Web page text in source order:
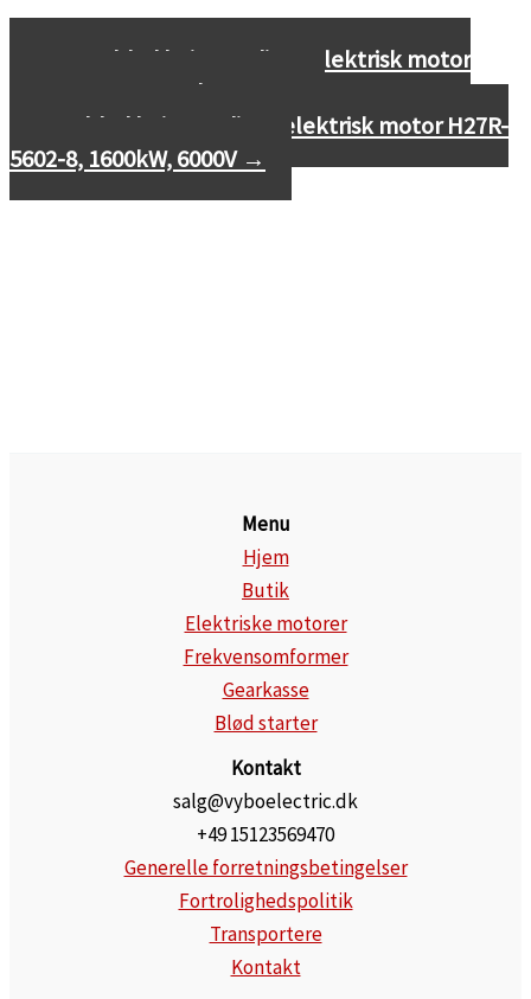
Datablad højspændings elektrisk motor
H27R-5004-8, 1250kW, 6000V
Datablad højspændings elektrisk motor H27R-
5602-8, 1600kW, 6000V →
Menu
Hjem
Butik
Elektriske motorer
Frekvensomformer
Gearkasse
Blød starter
Kontakt
salg@vyboelectric.dk
+49 15123569470
Generelle forretningsbetingelser
Fortrolighedspolitik
Transportere
Kontakt